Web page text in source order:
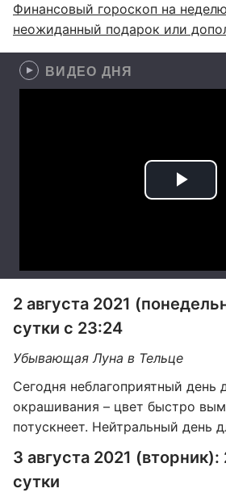
Финансовый гороскоп на
неожиданный подарок или
ВИДЕО ДНЯ
2 августа 2021
сутки с 23:24
Убывающая Луна в Тельце
Сегодня неблагоприятный день
окрашивания – цвет быстро
потускнеет. Нейтральный день
3 августа 2021
сутки